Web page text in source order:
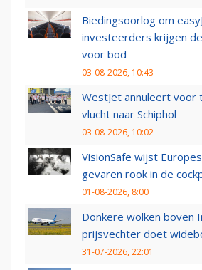
Biedingsoorlog om
investeerders krijgen
voor bod
03-08-2026, 10:43
WestJet annuleert voor
vlucht naar Schiphol
03-08-2026, 10:02
VisionSafe wijst
gevaren rook in de
01-08-2026, 8:00
Donkere wolken boven
prijsvechter doet
31-07-2026, 22:01